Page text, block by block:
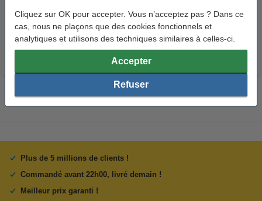
Cliquez sur OK pour accepter. Vous n’acceptez pas ? Dans ce
cas, nous ne plaçons que des cookies fonctionnels et
analytiques et utilisons des techniques similaires à celles-ci.
Accepter
Refuser
14,95 € Inclus : 21% de TVA 7,25 € Inclus : 21% de TVA
Plus de 5 millions de clients !
Commandé avant 22h00, livré demain !
Meilleur prix garanti !